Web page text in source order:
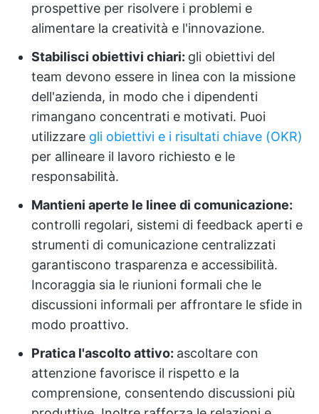
prospettive per risolvere i problemi e
alimentare la creatività e l'innovazione.
Stabilisci obiettivi chiari: gli obiettivi del
team devono essere in linea con la missione
dell'azienda, in modo che i dipendenti
rimangano concentrati e motivati. Puoi
utilizzare gli obiettivi e i risultati chiave (OKR)
per allineare il lavoro richiesto e le
responsabilità.
Mantieni aperte le linee di comunicazione:
controlli regolari, sistemi di feedback aperti e
strumenti di comunicazione centralizzati
garantiscono trasparenza e accessibilità.
Incoraggia sia le riunioni formali che le
discussioni informali per affrontare le sfide in
modo proattivo.
Pratica l'ascolto attivo: ascoltare con
attenzione favorisce il rispetto e la
comprensione, consentendo discussioni più